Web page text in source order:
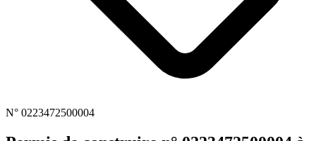
N° 0223472500004